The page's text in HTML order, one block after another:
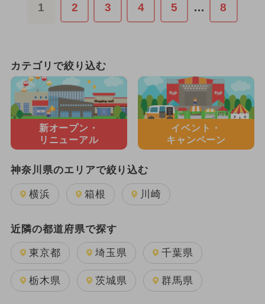
1 2 3 4 5 … 8
カテゴリで絞り込む
新オープン・
リニューアル
イベント・
キャンペーン
神奈川県のエリアで絞り込む
横浜 箱根 川崎
近隣の都道府県で探す
東京都 埼玉県 千葉県
栃木県 茨城県 群馬県